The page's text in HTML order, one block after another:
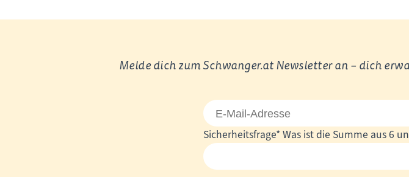
Melde dich zum Schwanger.at Newsletter an – dich
E-
Mail-
Adresse
Pflichtfeld
Sicherheitsfrage* Was ist die Summe aus 6